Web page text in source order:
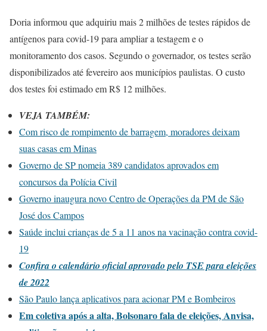
Doria informou que adquiriu mais 2 milhões de testes rápidos de
antígenos para covid-19 para ampliar a testagem e o
monitoramento dos casos. Segundo o governador, os testes serão
disponibilizados até fevereiro aos municípios paulistas. O custo
dos testes foi estimado em R$ 12 milhões.
VEJA TAMBÉM:
Com risco de rompimento de barragem, moradores deixam
suas casas em Minas
Governo de SP nomeia 389 candidatos aprovados em
concursos da Polícia Civil
Governo inaugura novo Centro de Operações da PM de São
José dos Campos
Saúde inclui crianças de 5 a 11 anos na vacinação contra covid-
19
Confira o calendário oficial aprovado pelo TSE para eleições
de 2022
São Paulo lança aplicativos para acionar PM e Bombeiros
Em coletiva após a alta, Bolsonaro fala de eleições, Anvisa,